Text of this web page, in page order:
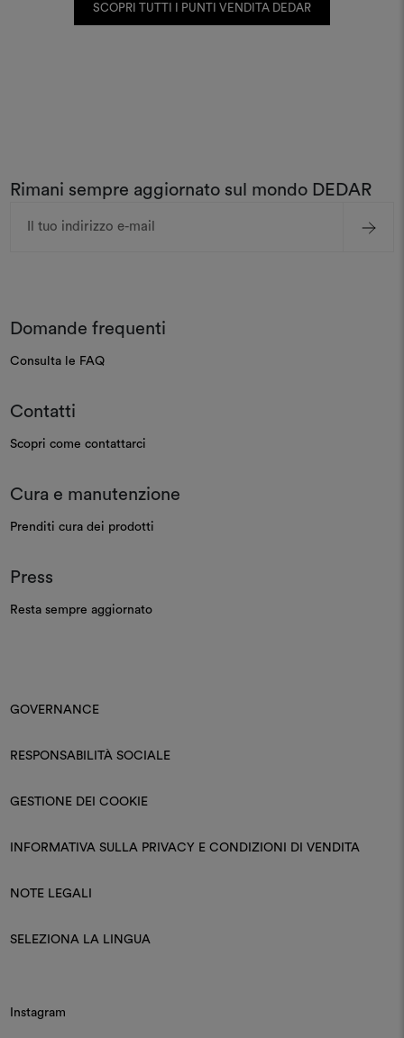
SCOPRI TUTTI I PUNTI VENDITA DEDAR
Rimani sempre aggiornato sul mondo DEDAR
Domande frequenti
Consulta le FAQ
Contatti
Scopri come contattarci
Cura e manutenzione
Prenditi cura dei prodotti
Press
Resta sempre aggiornato
GOVERNANCE
RESPONSABILITÀ SOCIALE
GESTIONE DEI COOKIE
INFORMATIVA SULLA PRIVACY E CONDIZIONI DI VENDITA
NOTE LEGALI
SELEZIONA LA LINGUA
Instagram